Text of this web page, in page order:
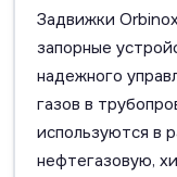
Задвижки
запорные
надежного
газов в
используются в
нефтегазовую,